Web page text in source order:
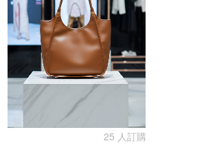
25 人訂購